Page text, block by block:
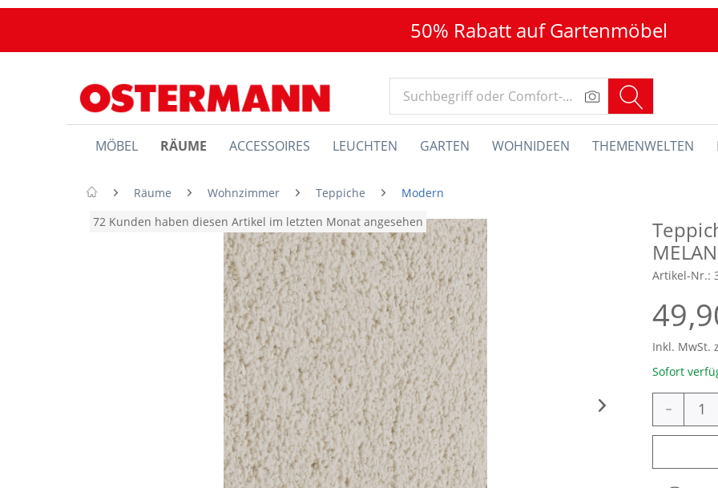
50% Rabatt auf Gartenmöbel
MÖBEL RÄUME ACCESSOIRES LEUCHTEN GARTEN WOHNIDEEN THEMENWELTEN
Räume Wohnzimmer Teppiche
Modern
72 Kunden haben diesen Artikel im letzten Monat angesehen
Artikel-Nr.:
Inkl. MwSt.
Sofort
-